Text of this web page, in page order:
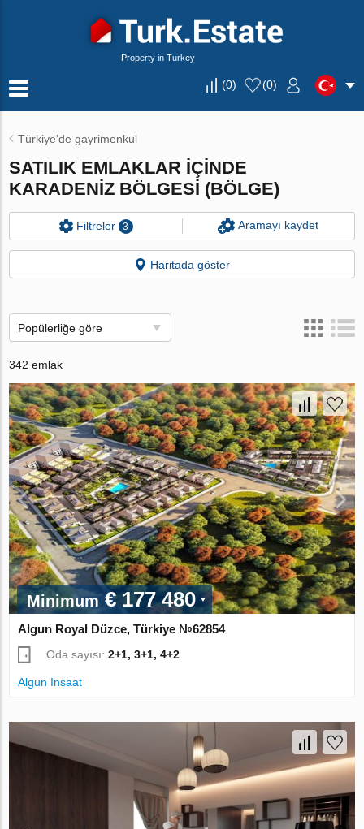
Property in Turkey
(0) (0)
Türkiye'de gayrimenkul
SATILIK EMLAKLAR IÇINDE
KARADENIZ BÖLGESI (BÖLGE)
Filtreler 3 Aramayı kaydet
Haritada göster
Popülerliğe göre
342 emlak
Minimum€ 177 480
Algun Royal Düzce, Türkiye №62854
Oda sayısı:2+1, 3+1, 4+2
Algun Insaat